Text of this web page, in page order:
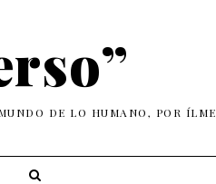
DE LO HUMANO, POR